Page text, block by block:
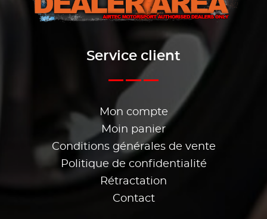
Service client
Mon compte
Moin panier
Conditions générales de vente
Politique de confidentialité
Rétractation
Contact